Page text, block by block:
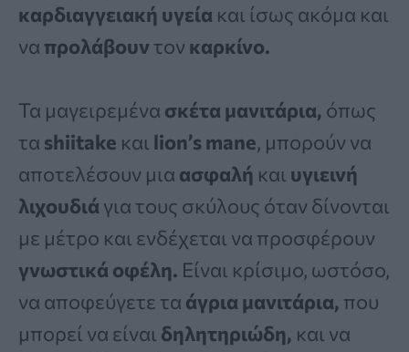
καρδιαγγειακή υγεία και ίσως ακόμα και
να προλάβουν τον καρκίνο.
Τα μαγειρεμένα σκέτα μανιτάρια, όπως
τα shiitake και lion’smane, μπορούν να
αποτελέσουν μια ασφαλή και υγιεινή
λιχουδιά για τους σκύλους όταν δίνονται
με μέτρο και ενδέχεται να προσφέρουν
γνωστικά οφέλη. Είναι κρίσιμο, ωστόσο,
να αποφεύγετε τα άγρια μανιτάρια, που
μπορεί να είναι δηλητηριώδη, και να